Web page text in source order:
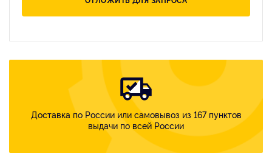
Доставка по России или самовывоз из 167 пунктов
выдачи по всей России